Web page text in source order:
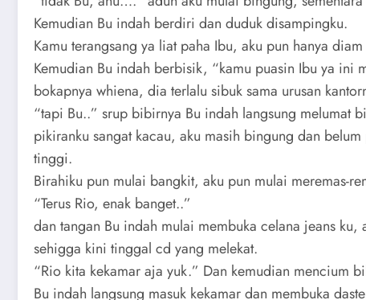
Kemudian Bu indah berdiri dan duduk disampingku.
Kamu terangsang ya liat paha Ibu, aku pun hanya
Kemudian Bu indah berbisik, “kamu puasin Ibu ya ini
bokapnya whiena, dia terlalu sibuk sama urusan
“tapi Bu..” srup bibirnya Bu indah langsung
pikiranku sangat kacau, aku masih bingung dan
tinggi.
Birahiku pun mulai bangkit, aku pun mulai meremas-
“Terus Rio, enak banget..”
dan tangan Bu indah mulai membuka celana jeans
sehigga kini tinggal cd yang melekat.
“Rio kita kekamar aja yuk.” Dan kemudian mencium
Bu indah langsung masuk kekamar dan membuka